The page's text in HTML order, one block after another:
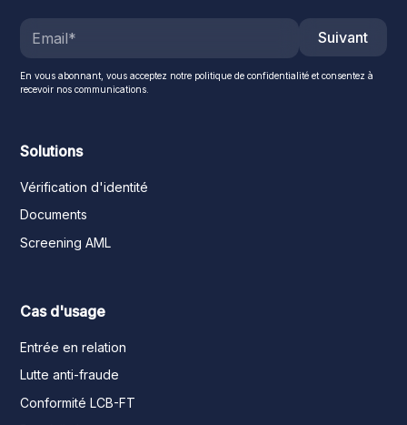
Suivant
En vous abonnant, vous acceptez notre politique de confidentialité et consentez à
recevoir nos communications.
Solutions
Vérification d'identité
Documents
Screening AML
Cas d'usage
Entrée en relation
Lutte anti-fraude
Conformité LCB-FT